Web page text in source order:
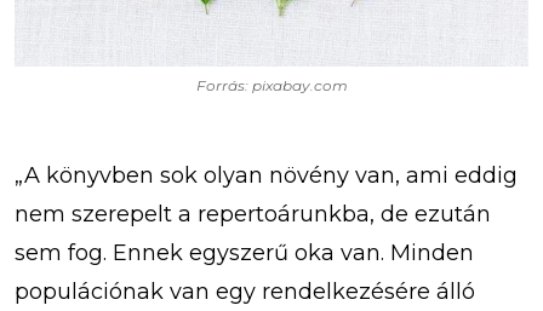
Forrás: pixabay.com
„A könyvben sok olyan növény van, ami eddig
nem szerepelt a repertoárunkba, de ezután
sem fog. Ennek egyszerű oka van. Minden
populációnak van egy rendelkezésére álló